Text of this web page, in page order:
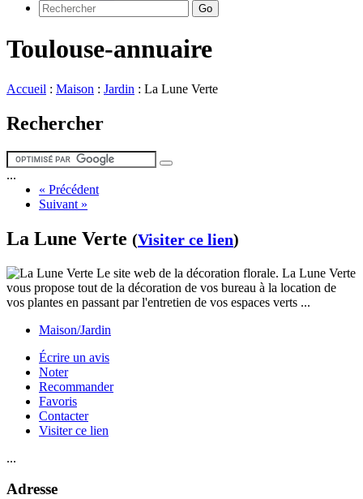
Go
Toulouse-annuaire
Accueil : Maison : Jardin : La Lune Verte
Rechercher
...
« Précédent
Suivant »
La Lune Verte (Visiter ce lien)
Le site web de la décoration florale. La Lune Verte
vous propose tout de la décoration de vos bureau à la location de
vos plantes en passant par l'entretien de vos espaces verts ...
Maison/Jardin
Écrire un avis
Noter
Recommander
Favoris
Contacter
Visiter ce lien
...
Adresse